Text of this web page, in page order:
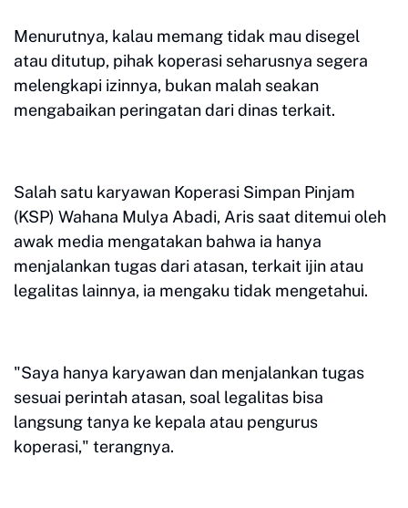
Menurutnya, kalau memang tidak mau disegel
atau ditutup, pihak koperasi seharusnya segera
melengkapi izinnya, bukan malah seakan
mengabaikan peringatan dari dinas terkait.
Salah satu karyawan Koperasi Simpan Pinjam
(KSP) Wahana Mulya Abadi, Aris saat ditemui oleh
awak media mengatakan bahwa ia hanya
menjalankan tugas dari atasan, terkait ijin atau
legalitas lainnya, ia mengaku tidak mengetahui.
"Saya hanya karyawan dan menjalankan tugas
sesuai perintah atasan, soal legalitas bisa
langsung tanya ke kepala atau pengurus
koperasi," terangnya.